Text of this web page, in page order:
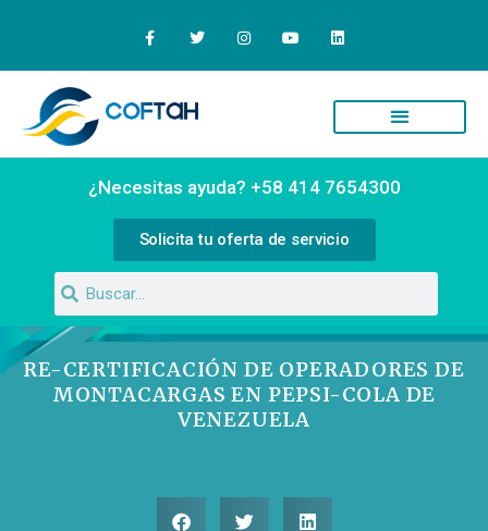
¿Necesitas ayuda? +58 414 7654300
Solicita tu oferta de servicio
RE-CERTIFICACIÓN DE OPERADORES DE
MONTACARGAS EN PEPSI-COLA DE
VENEZUELA